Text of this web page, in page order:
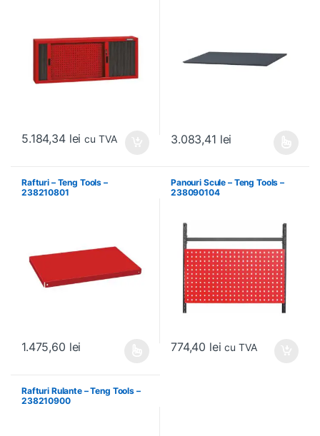
5.184,34 lei cu TVA 3.083,41 lei
Rafturi – Teng Tools –
238210801
1.475,60 lei
Panouri Scule – Teng Tools –
238090104
774,40 lei cu TVA
Rafturi Rulante – Teng Tools –
238210900